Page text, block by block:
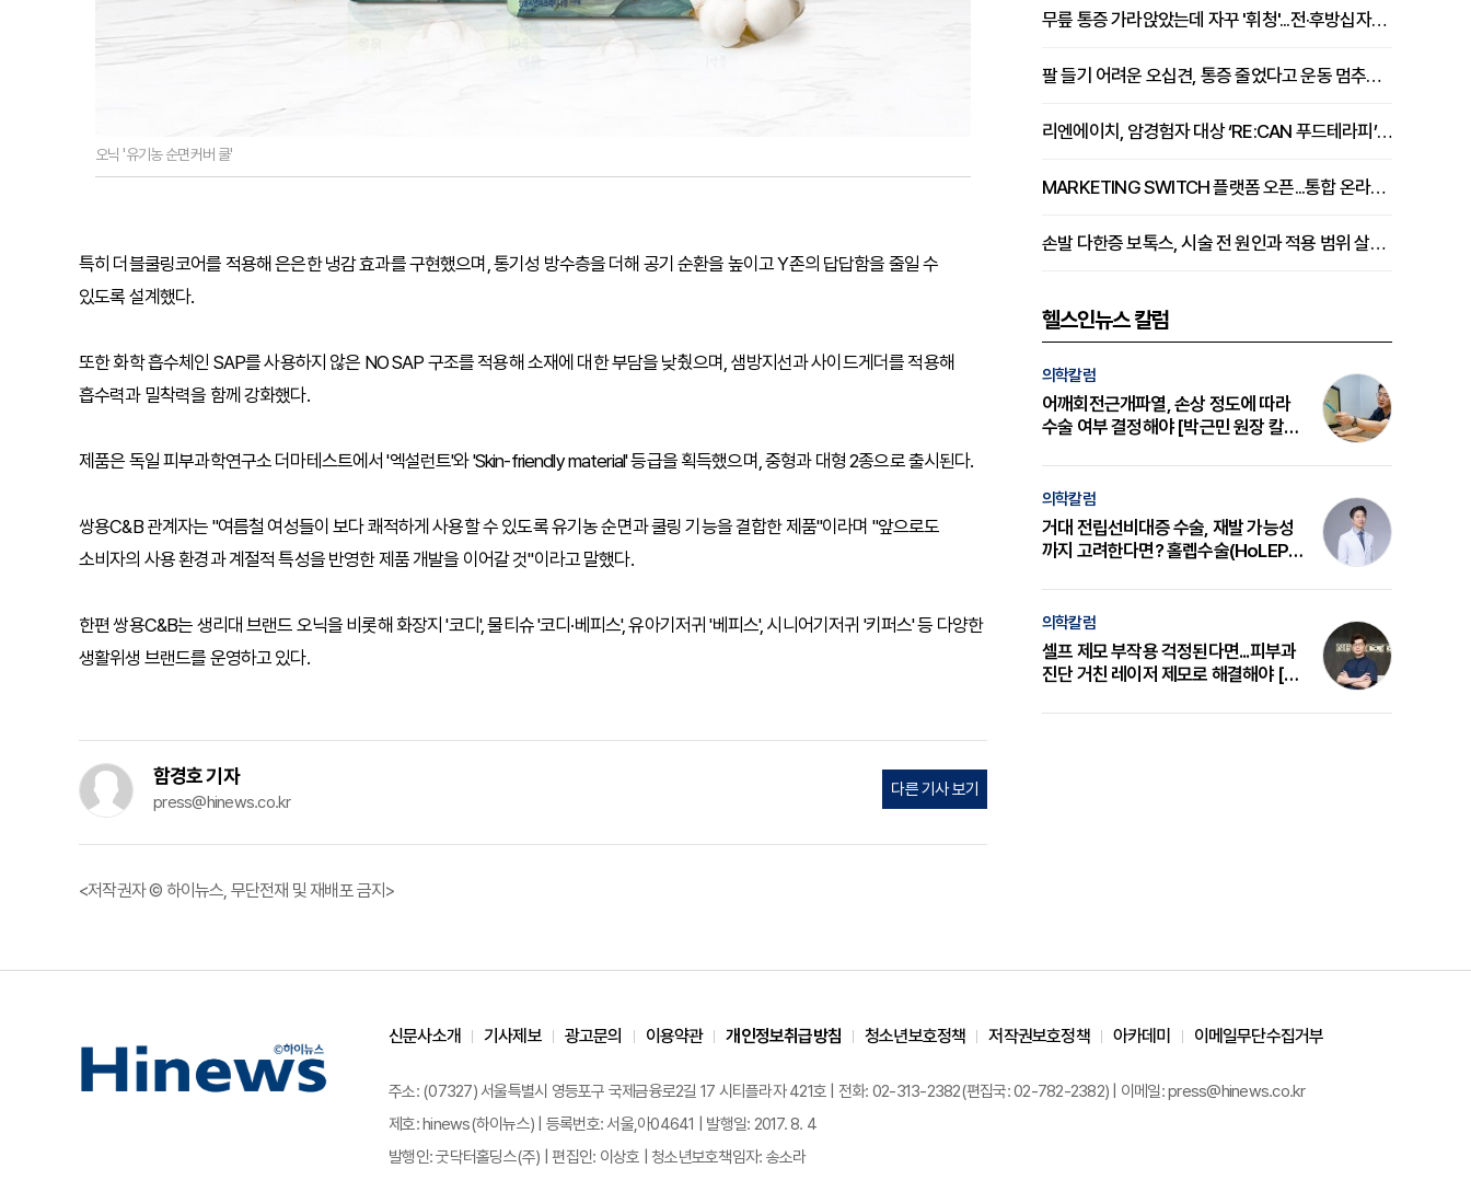
오닉 '유기농 순면커버 쿨'
특히 더블쿨링코어를 적용해 은은한 냉감 효과를 구현했으며, 통기성 방수층을 더해 공기 순환을 높이고 Y존의 답답함을 줄일 수
있도록 설계했다.
또한 화학 흡수체인 SAP를 사용하지 않은 NO SAP 구조를 적용해 소재에 대한 부담을 낮췄으며, 샘방지선과 사이드게더를 적용해
흡수력과 밀착력을 함께 강화했다.
제품은 독일 피부과학연구소 더마테스트에서 '엑설런트'와 'Skin-friendly material' 등급을 획득했으며, 중형과 대형 2종으로 출시된다.
쌍용C&B 관계자는 "여름철 여성들이 보다 쾌적하게 사용할 수 있도록 유기농 순면과 쿨링 기능을 결합한 제품"이라며 "앞으로도
소비자의 사용 환경과 계절적 특성을 반영한 제품 개발을 이어갈 것"이라고 말했다.
한편 쌍용C&B는 생리대 브랜드 오닉을 비롯해 화장지 '코디', 물티슈 '코디·베피스', 유아기저귀 '베피스', 시니어기저귀 '키퍼스' 등 다양한
생활위생 브랜드를 운영하고 있다.
함경호 기자
press@hinews.co.kr
다른 기사 보기
<저작권자 © 하이뉴스, 무단전재 및 재배포 금지>
무릎 통증 가라앉았는데 자꾸 '휘청'...전·후방십자인대 파열 확인해야 [곽우경 원장 칼럼]
팔 들기 어려운 오십견, 통증 줄었다고 운동 멈추면 안 되는 이유 [이병욱 원장 칼럼]
리엔에이치, 암경험자 대상 ‘RE:CAN 푸드테라피’ 운영
MARKETING SWITCH 플랫폼 오픈...통합 온라인 마케팅 서비스 확대
손발 다한증 보톡스, 시술 전 원인과 적용 범위 살펴야 [강윤일 원장 칼럼]
헬스인뉴스 칼럼
의학칼럼
어깨회전근개파열, 손상 정도에 따라
수술 여부 결정해야 [박근민 원장 칼
의학칼럼
거대 전립선비대증 수술, 재발 가능성
까지 고려한다면? 홀렙수술(HoLEP)
의학칼럼
셀프 제모 부작용 걱정된다면...피부과
진단 거친 레이저 제모로 해결해야 [변
신문사소개 기사제보 광고문의 이용약관 개인정보취급방침 청소년보호정책 저작권보호정책 아카데미 이메일무단수집거부
주소: (07327) 서울특별시 영등포구 국제금융로2길 17 시티플라자 421호 | 전화: 02-313-2382(편집국: 02-782-2382) | 이메일: press@hinews.co.kr
제호: hinews(하이뉴스) | 등록번호: 서울,아04641 | 발행일: 2017. 8. 4
발행인: 굿닥터홀딩스(주) | 편집인: 이상호 | 청소년보호책임자: 송소라